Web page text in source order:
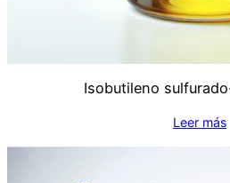
Isobutileno
Leer más